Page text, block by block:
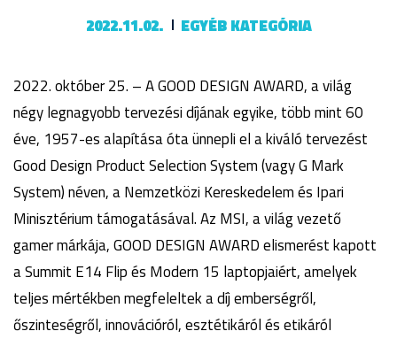
2022.11.02. EGYÉB KATEGÓRIA
2022. október 25. – A GOOD DESIGN AWARD, a világ
négy legnagyobb tervezési díjának egyike, több mint 60
éve, 1957-es alapítása óta ünnepli el a kiváló tervezést
Good Design Product Selection System (vagy G Mark
System) néven, a Nemzetközi Kereskedelem és Ipari
Minisztérium támogatásával. Az MSI, a világ vezető
gamer márkája, GOOD DESIGN AWARD elismerést kapott
a Summit E14 Flip és Modern 15 laptopjaiért, amelyek
teljes mértékben megfeleltek a díj emberségről,
őszinteségről, innovációról, esztétikáról és etikáról